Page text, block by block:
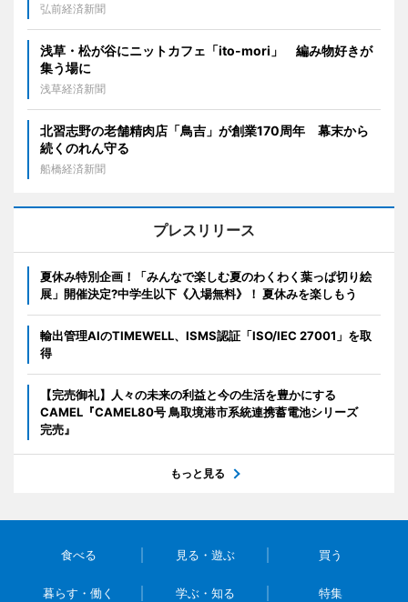
弘前経済新聞
浅草・松が谷にニットカフェ「ito-mori」 編み物好きが
集う場に
浅草経済新聞
北習志野の老舗精肉店「鳥吉」が創業170周年 幕末から
続くのれん守る
船橋経済新聞
プレスリリース
夏休み特別企画！「みんなで楽しむ夏のわくわく葉っぱ切り絵
展」開催決定?中学生以下《入場無料》！ 夏休みを楽しもう
輸出管理AIのTIMEWELL、ISMS認証「ISO/IEC 27001」を取
得
【完売御礼】人々の未来の利益と今の生活を豊かにする
CAMEL『CAMEL80号 鳥取境港市系統連携蓄電池シリーズ
完売』
もっと見る
食べる 見る・遊ぶ 買う
暮らす・働く 学ぶ・知る 特集